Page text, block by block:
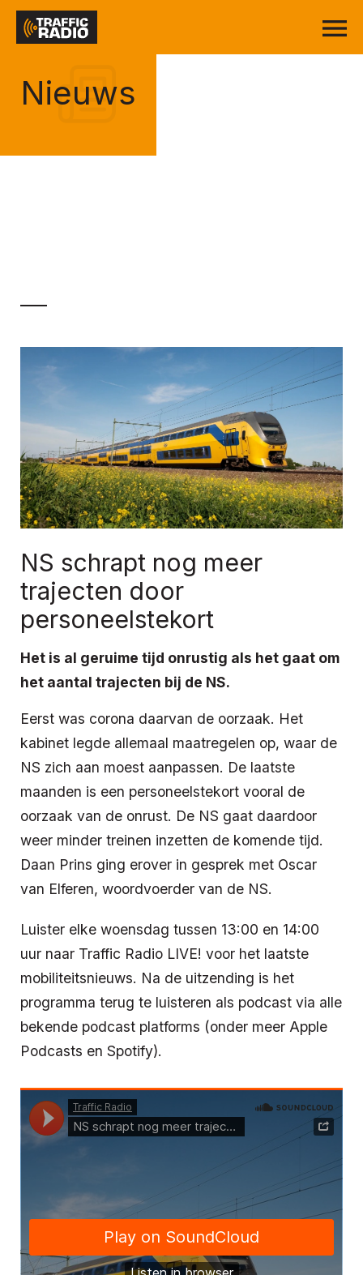
Nieuws
NS schrapt nog meer
trajecten door
personeelstekort
Het is al geruime tijd onrustig als het gaat om
het aantal trajecten bij de NS.
Eerst was corona daarvan de oorzaak. Het
kabinet legde allemaal maatregelen op, waar de
NS zich aan moest aanpassen. De laatste
maanden is een personeelstekort vooral de
oorzaak van de onrust. De NS gaat daardoor
weer minder treinen inzetten de komende tijd.
Daan Prins ging erover in gesprek met Oscar
van Elferen, woordvoerder van de NS.
Luister elke woensdag tussen 13:00 en 14:00
uur naar Traffic Radio LIVE! voor het laatste
mobiliteitsnieuws. Na de uitzending is het
programma terug te luisteren als podcast via alle
bekende podcast platforms (onder meer Apple
Podcasts en Spotify).